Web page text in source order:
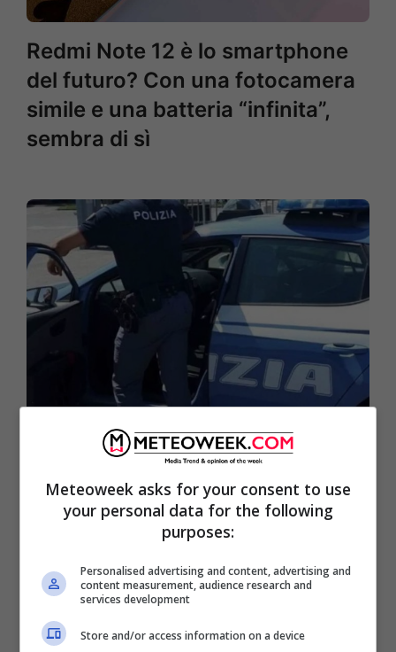
Redmi Note 12 è lo smartphone
del futuro? Con una fotocamera
simile e una batteria “infinita”,
sembra di sì
È giallo sul cadavere della donna
trovata nel salone del
parrucchiere
Meteoweek asks for your consent to use
your personal data for the following
purposes:
Personalised advertising and content, advertising and
content measurement, audience research and
services development
Store and/or access information on a device